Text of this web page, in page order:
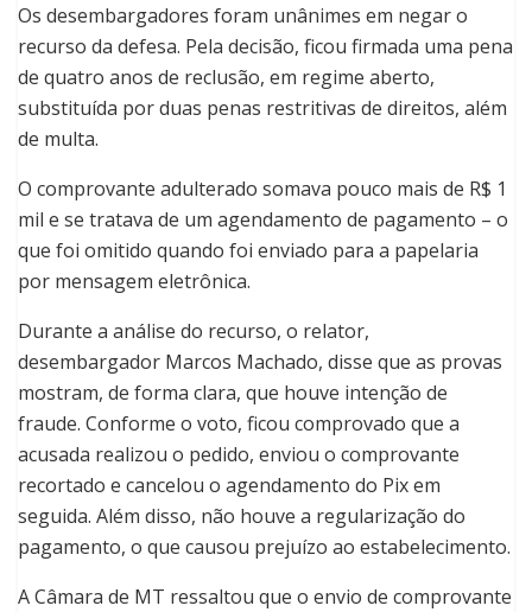
Os desembargadores foram unânimes em negar o
recurso da defesa. Pela decisão, ficou firmada uma pena
de quatro anos de reclusão, em regime aberto,
substituída por duas penas restritivas de direitos, além
de multa.
O comprovante adulterado somava pouco mais de R$ 1
mil e se tratava de um agendamento de pagamento – o
que foi omitido quando foi enviado para a papelaria
por mensagem eletrônica.
Durante a análise do recurso, o relator,
desembargador Marcos Machado, disse que as provas
mostram, de forma clara, que houve intenção de
fraude. Conforme o voto, ficou comprovado que a
acusada realizou o pedido, enviou o comprovante
recortado e cancelou o agendamento do Pix em
seguida. Além disso, não houve a regularização do
pagamento, o que causou prejuízo ao estabelecimento.
A Câmara de MT ressaltou que o envio de comprovante